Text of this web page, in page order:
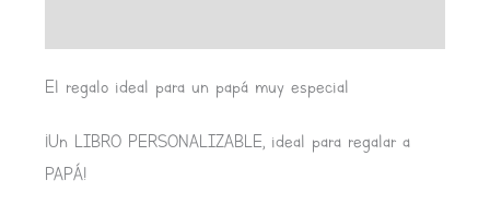
El regalo ideal para un papá muy especial
¡Un LIBRO PERSONALIZABLE, ideal para regalar a
PAPÁ!